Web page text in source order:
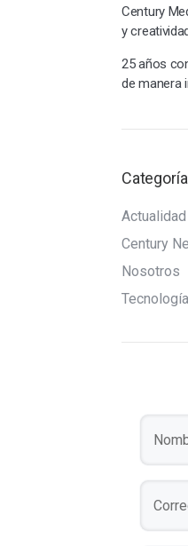
Century
y
25 años
de manera
Actualidad
Century
Nosotros
Tecnología